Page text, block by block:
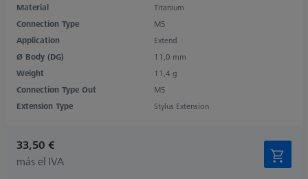
Material
Titanium
Connection Type
M5
Application
Extend
Ø Body (DG)
11,0 mm
Weight
11,4 g
Connection Type Out
M5
Extension Type
Stylus Extension
33,50 €
más el IVA